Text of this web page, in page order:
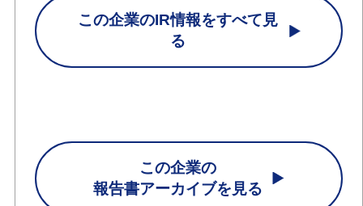
この企業のIR情報をすべて見
る
この企業の
報告書アーカイブを見る